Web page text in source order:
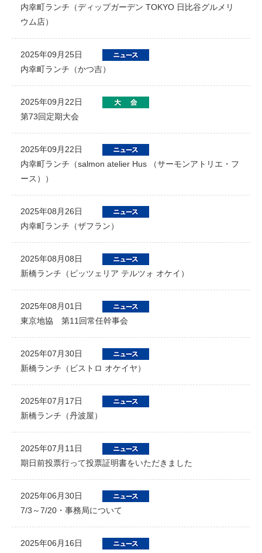
内幸町ランチ（ディップガーデン TOKYO 日比谷グルメリ
ウム店）
2025年09月25日
内幸町ランチ（かつ吉）
2025年09月22日
第73回定期大会
2025年09月22日
内幸町ランチ（salmon atelier Hus （サーモンアトリエ・フ
ース））
2025年08月26日
内幸町ランチ（ザフラン）
2025年08月08日
新橋ランチ（ピッツェリア テルツォ オケイ）
2025年08月01日
東京地協 第11回常任幹事会
2025年07月30日
新橋ランチ（ビストロ オケイヤ）
2025年07月17日
新橋ランチ（丹波屋）
2025年07月11日
期日前投票行って投票証明書をいただきました
2025年06月30日
7/3～7/20・事務局について
2025年06月16日